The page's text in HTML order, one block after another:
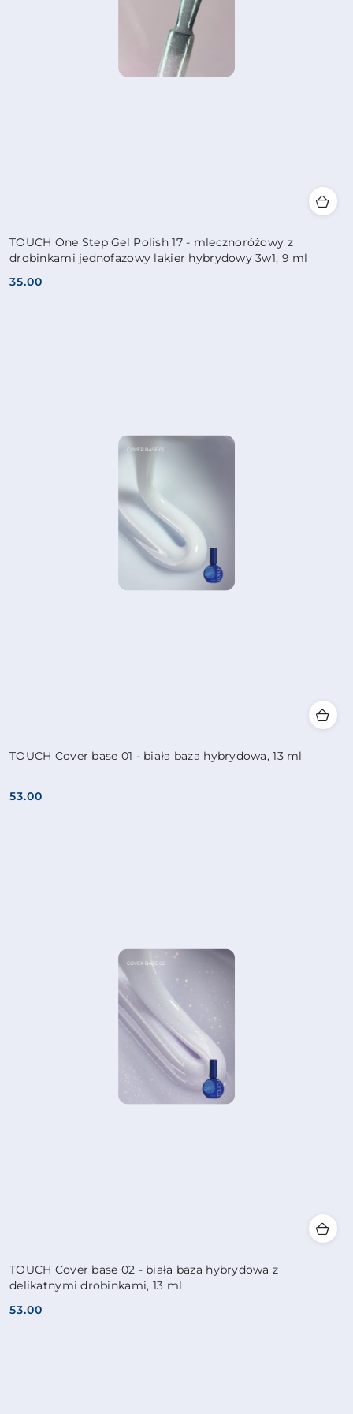
TOUCH One Step Gel Polish 17 - mlecznoróżowy z
drobinkami jednofazowy lakier hybrydowy 3w1, 9 ml
Cena:
35.00
TOUCH Cover base 01 - biała baza hybrydowa, 13 ml
Cena:
53.00
TOUCH Cover base 02 - biała baza hybrydowa z
delikatnymi drobinkami, 13 ml
Cena:
53.00